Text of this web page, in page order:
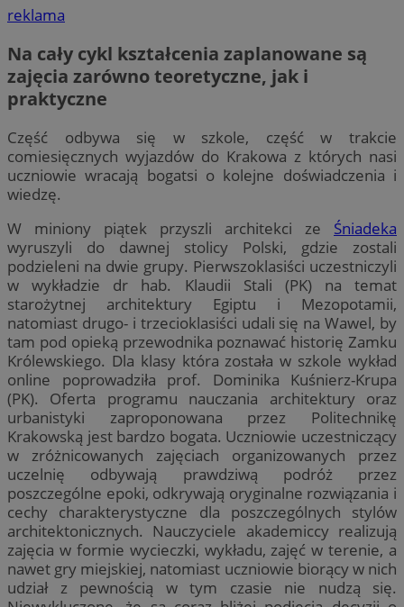
reklama
Na cały cykl kształcenia zaplanowane są
zajęcia zarówno teoretyczne, jak i
praktyczne
Część odbywa się w szkole, część w trakcie
comiesięcznych wyjazdów do Krakowa z których nasi
uczniowie wracają bogatsi o kolejne doświadczenia i
wiedzę.
W miniony piątek przyszli architekci ze Śniadeka
wyruszyli do dawnej stolicy Polski, gdzie zostali
podzieleni na dwie grupy. Pierwszoklasiści uczestniczyli
w wykładzie dr hab. Klaudii Stali (PK) na temat
starożytnej architektury Egiptu i Mezopotamii,
natomiast drugo- i trzecioklasiści udali się na Wawel, by
tam pod opieką przewodnika poznawać historię Zamku
Królewskiego. Dla klasy która została w szkole wykład
online poprowadziła prof. Dominika Kuśnierz-Krupa
(PK). Oferta programu nauczania architektury oraz
urbanistyki zaproponowana przez Politechnikę
Krakowską jest bardzo bogata. Uczniowie uczestniczący
w zróżnicowanych zajęciach organizowanych przez
uczelnię odbywają prawdziwą podróż przez
poszczególne epoki, odkrywają oryginalne rozwiązania i
cechy charakterystyczne dla poszczególnych stylów
architektonicznych. Nauczyciele akademiccy realizują
zajęcia w formie wycieczki, wykładu, zajęć w terenie, a
nawet gry miejskiej, natomiast uczniowie biorący w nich
udział z pewnością w tym czasie nie nudzą się.